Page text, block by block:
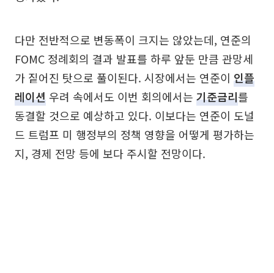
다만 전반적으로 변동폭이 크지는 않았는데, 연준의
FOMC 정례회의 결과 발표를 하루 앞둔 만큼 관망세
가 짙어진 탓으로 풀이된다. 시장에서는 연준이 인플
레이션 우려 속에서도 이번 회의에서는 기준금리를
동결할 것으로 예상하고 있다. 이보다는 연준이 도널
드 트럼프 미 행정부의 정책 영향을 어떻게 평가하는
지, 경제 전망 등에 보다 주시할 전망이다.